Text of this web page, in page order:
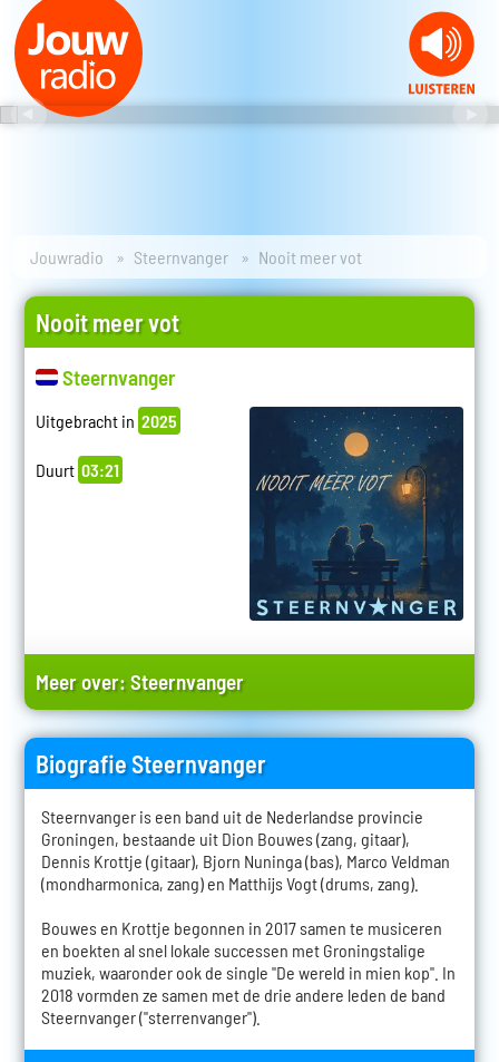
Jouwradio Steernvanger Nooit meer vot
Nooit meer vot
Steernvanger
Uitgebracht in 2025
Duurt 03:21
Meer over:Steernvanger
Biografie Steernvanger
Steernvanger is een band uit de Nederlandse provincie
Groningen, bestaande uit Dion Bouwes (zang, gitaar),
Dennis Krottje (gitaar), Bjorn Nuninga (bas), Marco Veldman
(mondharmonica, zang) en Matthijs Vogt (drums, zang).
Bouwes en Krottje begonnen in 2017 samen te musiceren
en boekten al snel lokale successen met Groningstalige
muziek, waaronder ook de single "De wereld in mien kop". In
2018 vormden ze samen met de drie andere leden de band
Steernvanger ("sterrenvanger").